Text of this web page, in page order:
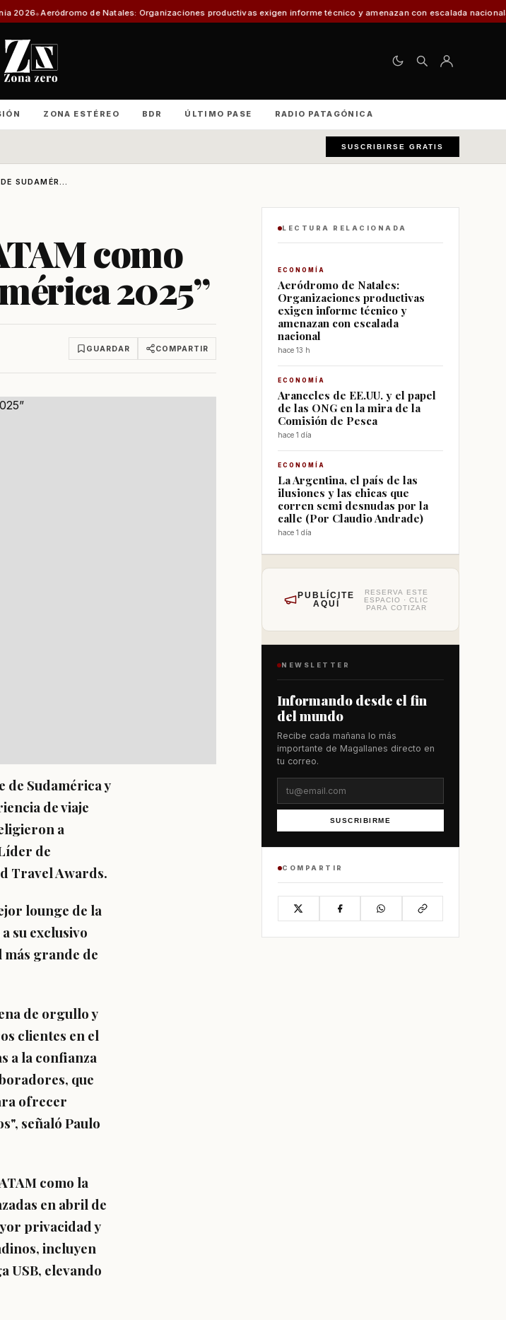
de Natales: Organizaciones productivas exigen informe técnico y amenazan con escalada nacional El 30% de los
ZONA ESTÉREO BDR ÚLTIMO PASE RADIO PATAGÓNICA
SUSCRIBIRSE GRATIS
SUDAMÉR...
como
2025”
GUARDAR COMPARTIR
de Sudamérica y
de viaje
a
de
Travel Awards.
lounge de la
su exclusivo
más grande de
de orgullo y
clientes en el
a la confianza
que
ofrecer
señaló Paulo
como la
en abril de
privacidad y
incluyen
USB, elevando
LECTURA RELACIONADA
ECONOMÍA
Aeródromo de Natales:
Organizaciones productivas
exigen informe técnico y
amenazan con escalada
nacional
hace 13 h
ECONOMÍA
Aranceles de EE.UU. y el papel
de las ONG en la mira de la
Comisión de Pesca
hace 1 día
ECONOMÍA
La Argentina, el país de las
ilusiones y las chicas que
corren semi desnudas por la
calle (Por Claudio Andrade)
hace 1 día
PUBLÍCITE
AQUÍ
RESERVA ESTE
ESPACIO · CLIC
PARA COTIZAR
NEWSLETTER
Informando desde el fin
del mundo
Recibe cada mañana lo más
importante de Magallanes directo en
tu correo.
SUSCRIBIRME
COMPARTIR